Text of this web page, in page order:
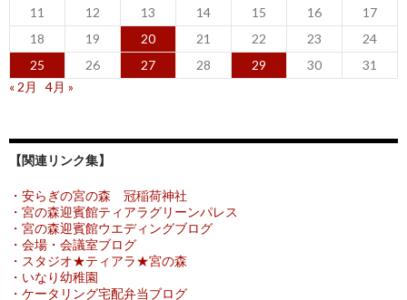
11 12 13 14 15 16
17
18
19 20 21 22 23
24
25
26 27 28 29 30
31
« 2月
4月 »
【関連リンク集】
・安らぎの宮の森 冠稲荷神社
・宮の森迎賓館ティアラグリーンパレス
・宮の森迎賓館ウエディングブログ
・会場・会議室ブログ
・スタジオ★ティアラ★宮の森
・いなり幼稚園
・ケータリング宅配弁当ブログ